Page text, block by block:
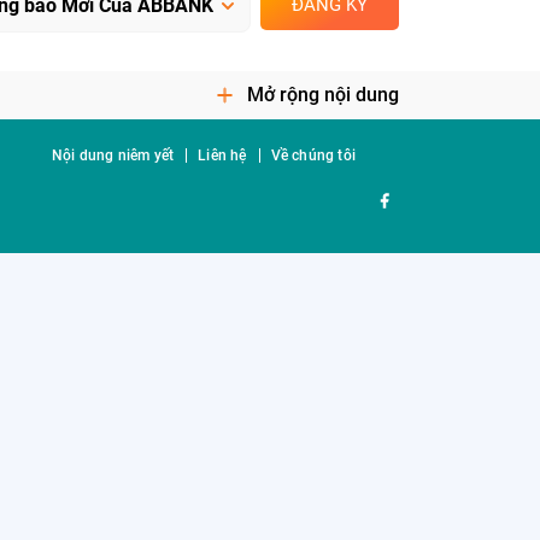
ĐĂNG KÝ
Mở rộng nội dung
Nội dung niêm yết Liên hệ Về chúng tôi